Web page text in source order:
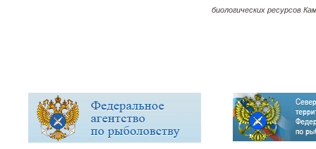
биологических ресурсов